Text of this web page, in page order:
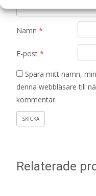
Namn *
E-post *
Spara mitt namn,
denna webbläsare till
kommentar.
Relaterade